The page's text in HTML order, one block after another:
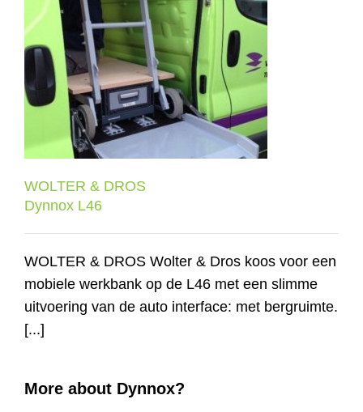
WOLTER & DROS
Dynnox L46
WOLTER & DROS
Dynnox L46
WOLTER & DROS Wolter & Dros koos voor een
mobiele werkbank op de L46 met een slimme
uitvoering van de auto interface: met bergruimte.
[...]
More about Dynnox?